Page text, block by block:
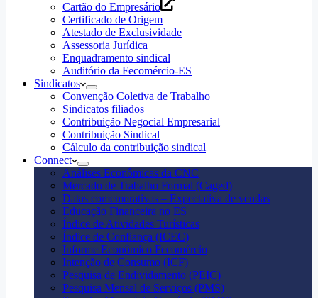
Cartão do Empresário
Certificado de Origem
Atestado de Exclusividade
Assessoria Jurídica
Enquadramento sindical
Auditório da Fecomércio-ES
Sindicatos
Convenção Coletiva de Trabalho
Sindicatos filiados
Contribuição Negocial Empresarial
Contribuição Sindical
Cálculo da contribuição sindical
Connect
Análises Econômicas da CNC
Mercado de Trabalho Formal (Caged)
Datas comemorativas – Expectativa de vendas
Educação Financeira no ES
Índice de Atividades Turísticas
Índice de Confiança (ICEC)
Informe Econômico Fecomércio
Intenção de Consumo (ICF)
Pesquisa de Endividamento (PEIC)
Pesquisa Mensal de Serviços (PMS)